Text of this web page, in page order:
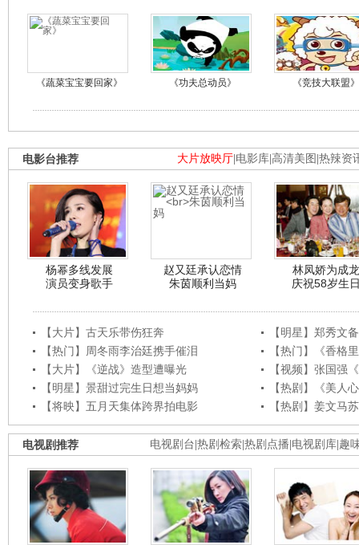
《蔬菜宝宝要回家》 《功夫总动员》 《竞技大联盟》
大片放映厅 电影库 高清美图 热辣资
电影台推荐
杨幂多线发展
演员变身歌手
赵又廷承认恋情
朱茵顺利当妈
林凤娇为成龙
庆祝58岁生
【大片】古天乐带伤狂奔
【明星】郑秀文
【热门】周冬雨李治廷携手催泪
【热门】《香格
【大片】《逆战》造型遭曝光
【视频】张国强
【明星】景甜过完生日想当妈妈
【热剧】《美人
【将映】五月天集体跨界拍电影
【热剧】姜文马
电视剧台 热剧检索 热剧点播 电视剧库 趣
电视剧推荐